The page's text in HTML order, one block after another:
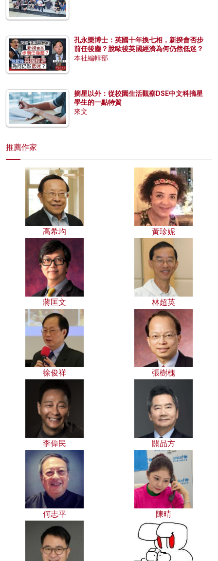
孔永樂博士：英國十年換七相，新揆會否步
前任後塵？脫歐後英國經濟為何仍然低迷？
本社編輯部
摘星以外：從校園生活觀察DSE中文科摘星
學生的一點特質
來文
推薦作家
高希均 黃珍妮
蔣匡文 林超英
徐俊祥 張樹槐
李偉民 關品方
何志平 陳晴